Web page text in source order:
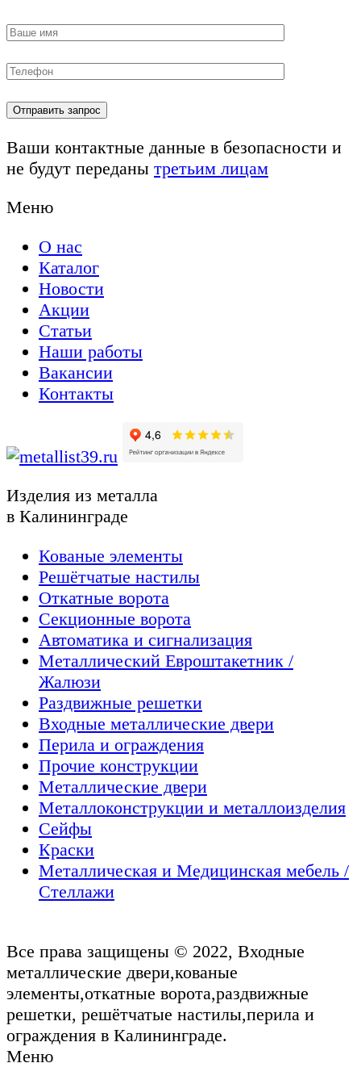
Ваши контактные данные в безопасности и
не будут переданы третьим лицам
Меню
О нас
Каталог
Новости
Акции
Статьи
Наши работы
Вакансии
Контакты
Изделия из металла
в Калининграде
Кованые элементы
Решётчатые настилы
Откатные ворота
Секционные ворота
Автоматика и сигнализация
Металлический Евроштакетник /
Жалюзи
Раздвижные решетки
Входные металлические двери
Перила и ограждения
Прочие конструкции
Металлические двери
Металлоконструкции и металлоизделия
Сейфы
Краски
Металлическая и Медицинская мебель /
Стеллажи
Все права защищены © 2022, Входные
металлические двери,кованые
элементы,откатные ворота,раздвижные
решетки, решётчатые настилы,перила и
ограждения в Калининграде.
Меню